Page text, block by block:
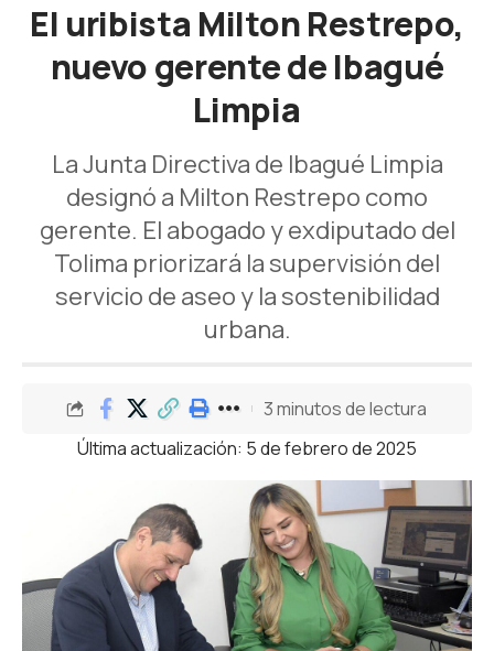
El uribista Milton Restrepo,
nuevo gerente de Ibagué
Limpia
La Junta Directiva de Ibagué Limpia
designó a Milton Restrepo como
gerente. El abogado y exdiputado del
Tolima priorizará la supervisión del
servicio de aseo y la sostenibilidad
urbana.
Última actualización: 5 de febrero de 2025
3 minutos de lectura